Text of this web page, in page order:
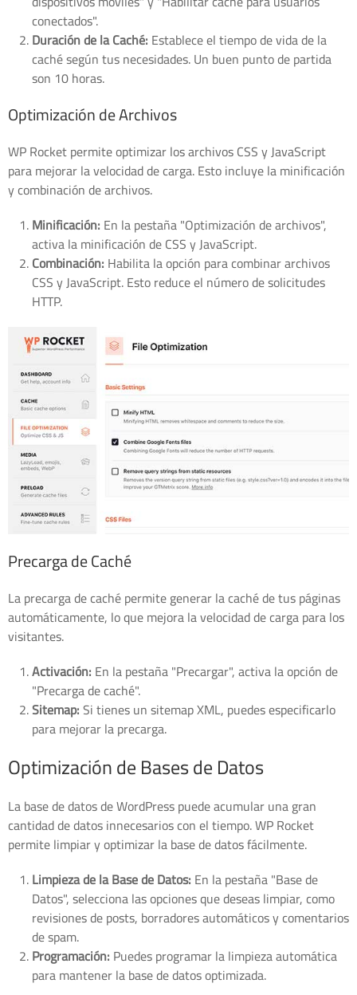
conectados".
Duración de la Caché: Establece el tiempo de vida de la
caché según tus necesidades. Un buen punto de partida
son 10 horas.
Optimización de Archivos
WP Rocket permite optimizar los archivos CSS y JavaScript
para mejorar la velocidad de carga. Esto incluye la minificación
y combinación de archivos.
Minificación: En la pestaña "Optimización de archivos",
activa la minificación de CSS y JavaScript.
Combinación: Habilita la opción para combinar archivos
CSS y JavaScript. Esto reduce el número de solicitudes
HTTP.
Precarga de Caché
La precarga de caché permite generar la caché de tus páginas
automáticamente, lo que mejora la velocidad de carga para los
visitantes.
Activación: En la pestaña "Precargar", activa la opción de
"Precarga de caché".
Sitemap:Si tienes un sitemap XML, puedes especificarlo
para mejorar la precarga.
Optimización de Bases de Datos
La base de datos de WordPress puede acumular una gran
cantidad de datos innecesarios con el tiempo. WP Rocket
permite limpiar y optimizar la base de datos fácilmente.
Limpieza de la Base de Datos: En la pestaña "Base de
Datos", selecciona las opciones que deseas limpiar, como
revisiones de posts, borradores automáticos y comentarios
de spam.
Programación: Puedes programar la limpieza automática
para mantener la base de datos optimizada.